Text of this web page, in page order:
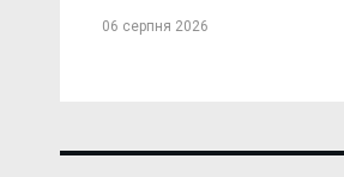
06 серпня 2026